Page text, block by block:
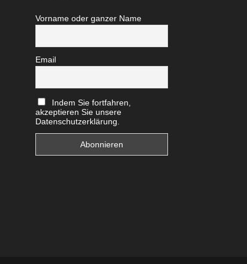
Vorname oder ganzer Name
Email
Indem Sie fortfahren,
akzeptieren Sie unsere
Datenschutzerklärung.